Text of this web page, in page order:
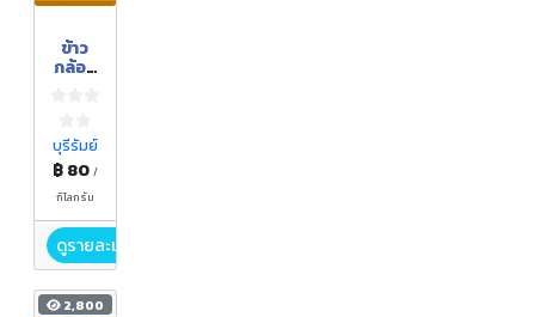
ข้าว
กล้อง
บุรีรัมย์
฿ 80 /
กิโลกรัม
ดูรายละเอียด
2,800